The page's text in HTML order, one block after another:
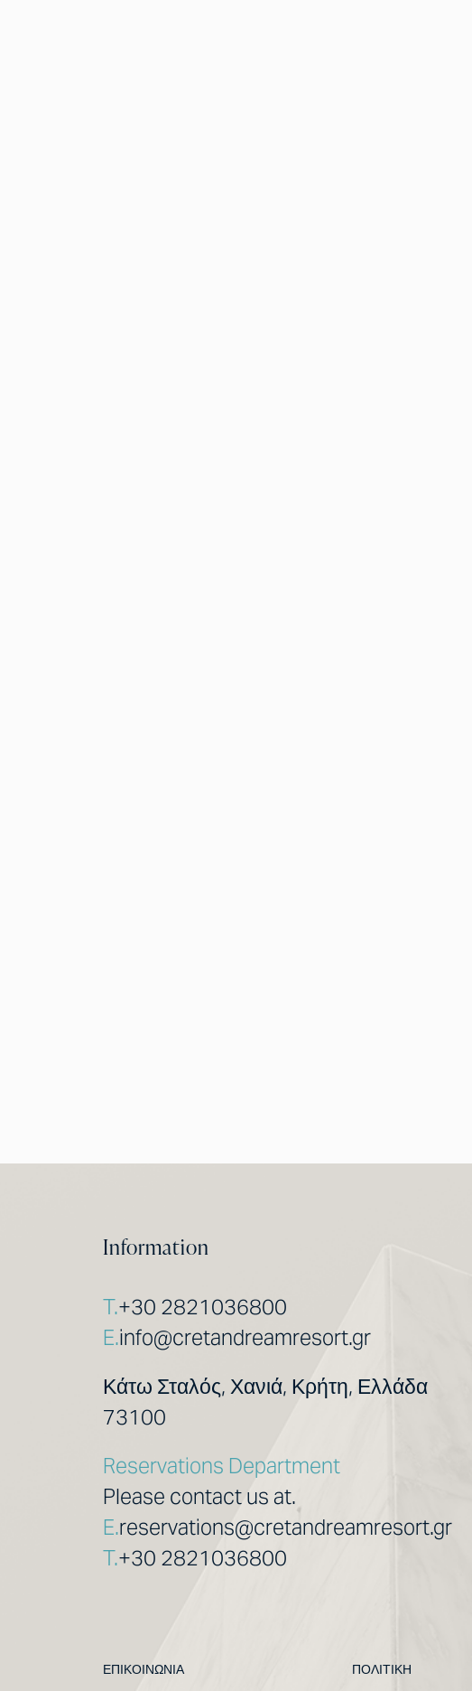
Information
T.+30 2821036800
E.info@cretandreamresort.gr
Κάτω Σταλός, Χανιά, Κρήτη, Ελλάδα
73100
Reservations Department
Please contact us at.
E.reservations@cretandreamresort.gr
T.+30 2821036800
ΕΠΙΚΟΙΝΩΝΊΑ
ΠΟΛΙΤΙΚΉ